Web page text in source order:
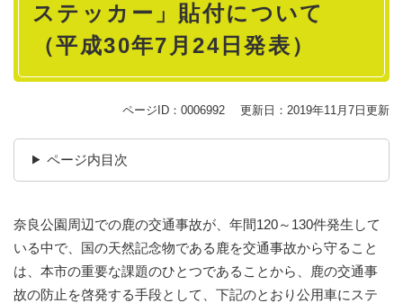
ステッカー」貼付について
（平成30年7月24日発表）
ページID：0006992 更新日：2019年11月7日更新
ページ内目次
奈良公園周辺での鹿の交通事故が、年間120～130件発生して
いる中で、国の天然記念物である鹿を交通事故から守ること
は、本市の重要な課題のひとつであることから、鹿の交通事
故の防止を啓発する手段として、下記のとおり公用車にステ